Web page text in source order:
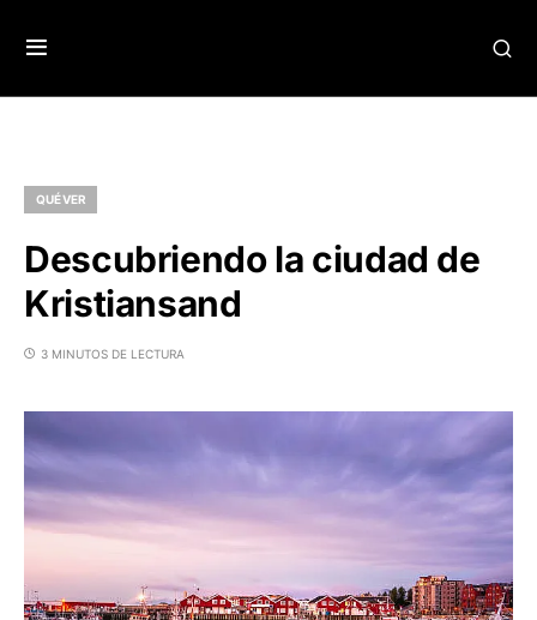
QUÉ VER
Descubriendo la ciudad de
Kristiansand
3 MINUTOS DE LECTURA